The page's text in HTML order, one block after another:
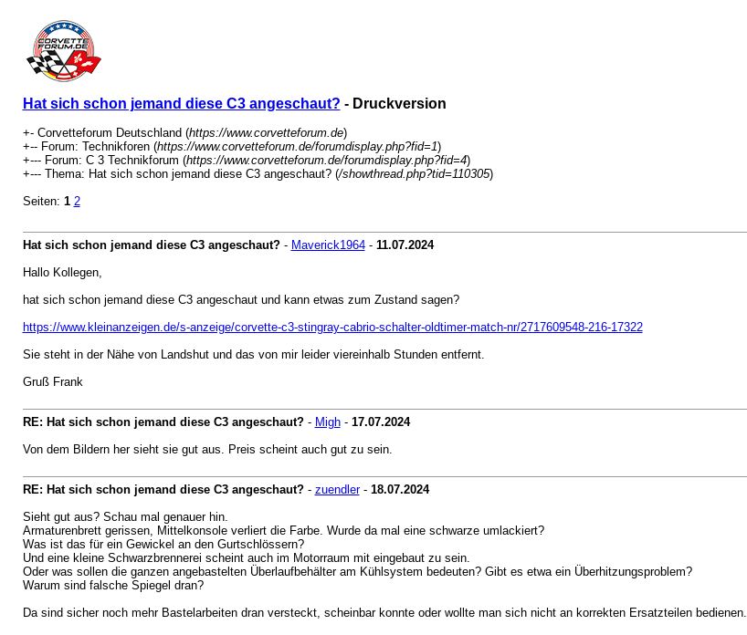
Hat sich schon jemand diese C3 angeschaut? - Druckversion
+- Corvetteforum Deutschland (https://www.corvetteforum.de)
+-- Forum: Technikforen (https://www.corvetteforum.de/forumdisplay.php?fid=1)
+--- Forum: C 3 Technikforum (https://www.corvetteforum.de/forumdisplay.php?fid=4)
+--- Thema: Hat sich schon jemand diese C3 angeschaut? (/showthread.php?tid=110305)
Seiten: 1 2
Hat sich schon jemand diese C3 angeschaut?- Maverick1964- 11.07.2024
Hallo Kollegen,
hat sich schon jemand diese C3 angeschaut und kann etwas zum Zustand sagen?
https://www.kleinanzeigen.de/s-anzeige/corvette-c3-stingray-cabrio-schalter-oldtimer-match-nr/2717609548-216-17322
Sie steht in der Nähe von Landshut und das von mir leider viereinhalb Stunden entfernt.
Gruß Frank
RE: Hat sich schon jemand diese C3 angeschaut?- Migh- 17.07.2024
Von dem Bildern her sieht sie gut aus. Preis scheint auch gut zu sein.
RE: Hat sich schon jemand diese C3 angeschaut?- zuendler- 18.07.2024
Sieht gut aus? Schau mal genauer hin.
Armaturenbrett gerissen, Mittelkonsole verliert die Farbe. Wurde da mal eine schwarze umlackiert?
Was ist das für ein Gewickel an den Gurtschlössern?
Und eine kleine Schwarzbrennerei scheint auch im Motorraum mit eingebaut zu sein.
Oder was sollen die ganzen angebastelten Überlaufbehälter am Kühlsystem bedeuten? Gibt es etwa ein Überhitzungsproblem?
Warum sind falsche Spiegel dran?
Da sind sicher noch mehr Bastelarbeiten dran versteckt, scheinbar konnte oder wollte man sich nicht an korrekten Ersatzteilen bedienen.